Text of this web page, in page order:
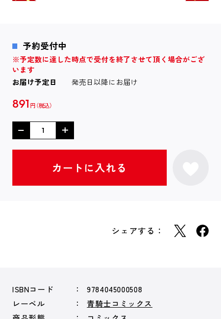
予約受付中
※予定数に達した時点で受付を終了させて頂く場合がござ
います
お届け予定日
発売日以降にお届け
891 円
シェアする：
ISBNコード
9784045000508
レーベル
青騎士コミックス